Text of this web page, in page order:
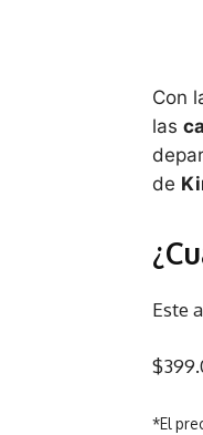
Con
las
de
Este
*El